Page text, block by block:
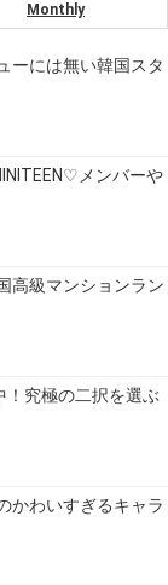
Monthly
ーには無い韓国スタ
メンバーや
高級マンションラン
究極の二択を選ぶ
かわいすぎるキャラ